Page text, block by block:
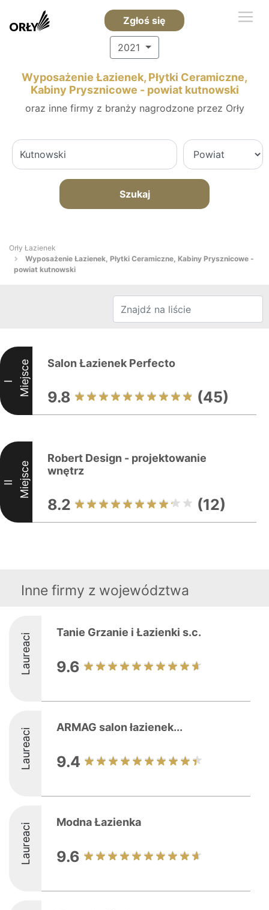
Zgłoś się
2021
Wyposażenie Łazienek, Płytki Ceramiczne,
Kabiny Prysznicowe - powiat kutnowski
oraz inne firmy z branży nagrodzone przez Orły
Szukaj
Orły Łazienek
Wyposażenie Łazienek, Płytki Ceramiczne, Kabiny Prysznicowe -
powiat kutnowski
I Miejsce Salon Łazienek Perfecto
9.8 (45)
II Miejsce
Robert Design - projektowanie
wnętrz
8.2 (12)
Inne firmy z województwa
Laureaci Tanie Grzanie i Łazienki s.c.
9.6
Laureaci ARMAG salon łazienek...
9.4
Laureaci Modna Łazienka
9.6